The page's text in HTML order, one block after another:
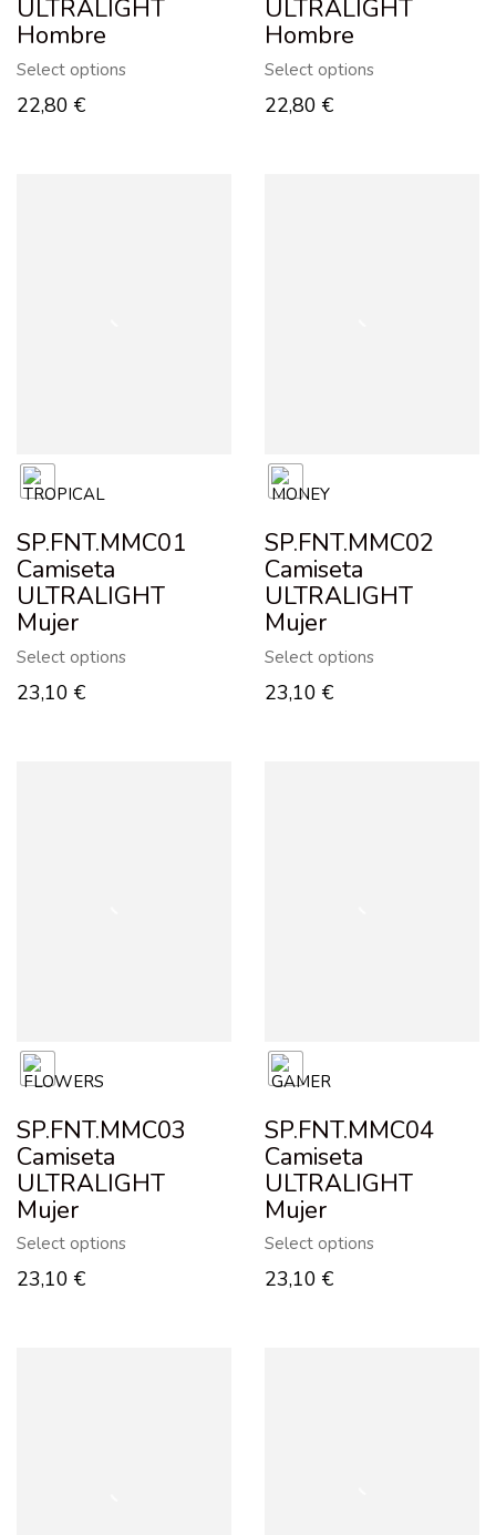
ULTRALIGHT
Hombre
Select options
22,80 €
ULTRALIGHT
Hombre
Select options
22,80 €
SP.FNT.MMC01
Camiseta
ULTRALIGHT
Mujer
Select options
23,10 €
SP.FNT.MMC02
Camiseta
ULTRALIGHT
Mujer
Select options
23,10 €
SP.FNT.MMC03
Camiseta
ULTRALIGHT
Mujer
Select options
23,10 €
SP.FNT.MMC04
Camiseta
ULTRALIGHT
Mujer
Select options
23,10 €